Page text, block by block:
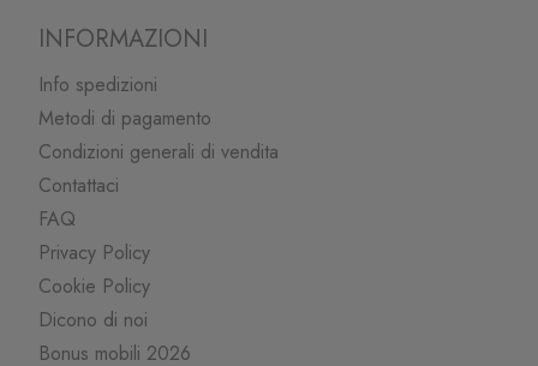
INFORMAZIONI
Info spedizioni
Metodi di pagamento
Condizioni generali di vendita
Contattaci
FAQ
Privacy Policy
Cookie Policy
Dicono di noi
Bonus mobili 2026